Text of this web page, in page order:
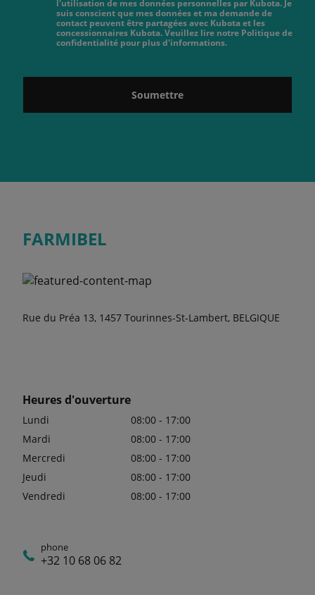
l'utilisation de mes données personnelles par Kubota. Je
suis conscient que mes données et ma demande de
contact peuvent être partagées avec Kubota et les
concessionnaires Kubota. Veuillez lire notre Politique de
confidentialité pour plus d'informations.
Soumettre
FARMIBEL
Rue du Préa 13, 1457 Tourinnes-St-Lambert, BELGIQUE
Heures d'ouverture
Lundi
08:00 - 17:00
Mardi
08:00 - 17:00
Mercredi
08:00 - 17:00
Jeudi
08:00 - 17:00
Vendredi
08:00 - 17:00
phone
+32 10 68 06 82